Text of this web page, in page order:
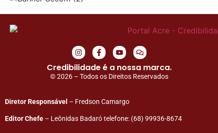
Credibilidade é a nossa marca.
© 2026 – Todos os Direitos Reservados
Diretor Responsável – Fredson Camargo
Editor Chefe – Leônidas Badaró telefone: (68) 99936-8674